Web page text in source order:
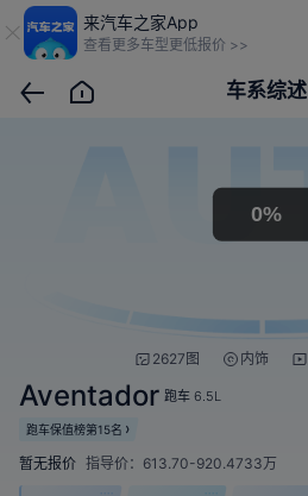
来汽车之家App
查看更多车型更低报价 >>
车系综述
2627图 内饰
Aventador 跑车 6.5L
跑车保值榜第15名
暂无报价 指导价：613.70-920.4733万